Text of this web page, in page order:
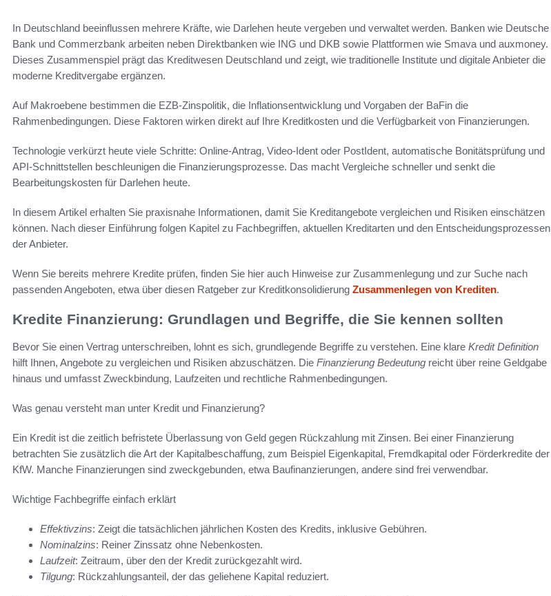
In Deutschland beeinflussen mehrere Kräfte, wie Darlehen heute vergeben und verwaltet werden. Banken wie Deutsche
Bank und Commerzbank arbeiten neben Direktbanken wie ING und DKB sowie Plattformen wie Smava und auxmoney.
Dieses Zusammenspiel prägt das Kreditwesen Deutschland und zeigt, wie traditionelle Institute und digitale Anbieter die
moderne Kreditvergabe ergänzen.
Auf Makroebene bestimmen die EZB-Zinspolitik, die Inflationsentwicklung und Vorgaben der BaFin die
Rahmenbedingungen. Diese Faktoren wirken direkt auf Ihre Kreditkosten und die Verfügbarkeit von Finanzierungen.
Technologie verkürzt heute viele Schritte: Online-Antrag, Video-Ident oder PostIdent, automatische Bonitätsprüfung und
API-Schnittstellen beschleunigen die Finanzierungsprozesse. Das macht Vergleiche schneller und senkt die
Bearbeitungskosten für Darlehen heute.
In diesem Artikel erhalten Sie praxisnahe Informationen, damit Sie Kreditangebote vergleichen und Risiken einschätzen
können. Nach dieser Einführung folgen Kapitel zu Fachbegriffen, aktuellen Kreditarten und den Entscheidungsprozessen
der Anbieter.
Wenn Sie bereits mehrere Kredite prüfen, finden Sie hier auch Hinweise zur Zusammenlegung und zur Suche nach
passenden Angeboten, etwa über diesen Ratgeber zur Kreditkonsolidierung Zusammenlegen von Krediten.
Kredite Finanzierung: Grundlagen und Begriffe, die Sie kennen sollten
Bevor Sie einen Vertrag unterschreiben, lohnt es sich, grundlegende Begriffe zu verstehen. Eine klare Kredit Definition
hilft Ihnen, Angebote zu vergleichen und Risiken abzuschätzen. Die Finanzierung Bedeutung reicht über reine Geldgabe
hinaus und umfasst Zweckbindung, Laufzeiten und rechtliche Rahmenbedingungen.
Was genau versteht man unter Kredit und Finanzierung?
Ein Kredit ist die zeitlich befristete Überlassung von Geld gegen Rückzahlung mit Zinsen. Bei einer Finanzierung
betrachten Sie zusätzlich die Art der Kapitalbeschaffung, zum Beispiel Eigenkapital, Fremdkapital oder Förderkredite der
KfW. Manche Finanzierungen sind zweckgebunden, etwa Baufinanzierungen, andere sind frei verwendbar.
Wichtige Fachbegriffe einfach erklärt
Effektivzins: Zeigt die tatsächlichen jährlichen Kosten des Kredits, inklusive Gebühren.
Nominalzins: Reiner Zinssatz ohne Nebenkosten.
Laufzeit: Zeitraum, über den der Kredit zurückgezahlt wird.
Tilgung: Rückzahlungsanteil, der das geliehene Kapital reduziert.